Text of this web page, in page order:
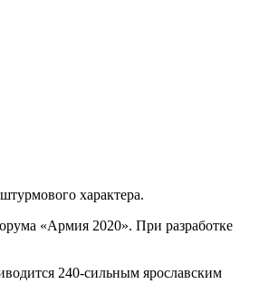
характера.
«Армия 2020». При разработке
240-сильным ярославским